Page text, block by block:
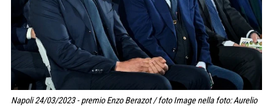
Napoli 24/03/2023 - premio Enzo Berazot / foto Image nella foto: Aurelio